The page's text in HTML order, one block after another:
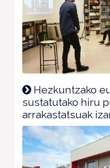
Hezkuntzako
sustatutako hiru
arrakastatsuak